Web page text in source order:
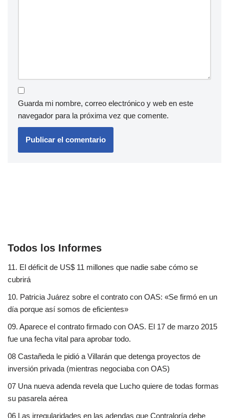
Guarda mi nombre, correo electrónico y web en este
navegador para la próxima vez que comente.
Todos los Informes
11. El déficit de US$ 11 millones que nadie sabe cómo se
cubrirá
10. Patricia Juárez sobre el contrato con OAS: «Se firmó en un
día porque así somos de eficientes»
09. Aparece el contrato firmado con OAS. El 17 de marzo 2015
fue una fecha vital para aprobar todo.
08 Castañeda le pidió a Villarán que detenga proyectos de
inversión privada (mientras negociaba con OAS)
07 Una nueva adenda revela que Lucho quiere de todas formas
su pasarela aérea
06 Las irregularidades en las adendas que Contraloría debe